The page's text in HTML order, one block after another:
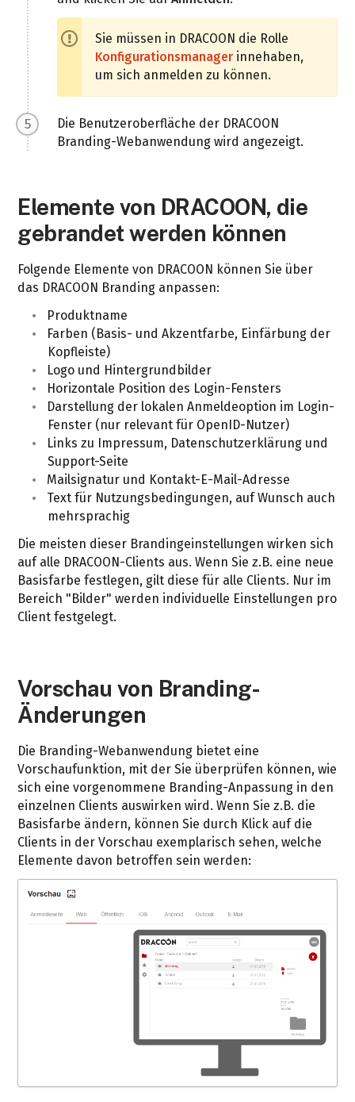
Sie müssen in DRACOON die Rolle
Konfigurationsmanager innehaben,
um sich anmelden zu können.
Die Benutzeroberfläche der DRACOON
Branding-Webanwendung wird angezeigt.
Elemente von DRACOON, die
gebrandet werden können
Folgende Elemente von DRACOON können Sie über
das DRACOON Branding anpassen:
Produktname
Farben (Basis- und Akzentfarbe, Einfärbung der
Kopfleiste)
Logo und Hintergrundbilder
Horizontale Position des Login-Fensters
Darstellung der lokalen Anmeldeoption im Login-
Fenster (nur relevant für OpenID-Nutzer)
Links zu Impressum, Datenschutzerklärung und
Support-Seite
Mailsignatur und Kontakt-E-Mail-Adresse
Text für Nutzungsbedingungen, auf Wunsch auch
mehrsprachig
Die meisten dieser Brandingeinstellungen wirken sich
auf alle DRACOON-Clients aus. Wenn Sie z.B. eine neue
Basisfarbe festlegen, gilt diese für alle Clients. Nur im
Bereich "Bilder" werden individuelle Einstellungen pro
Client festgelegt.
Vorschau von Branding-
Änderungen
Die Branding-Webanwendung bietet eine
Vorschaufunktion, mit der Sie überprüfen können, wie
sich eine vorgenommene Branding-Anpassung in den
einzelnen Clients auswirken wird. Wenn Sie z.B. die
Basisfarbe ändern, können Sie durch Klick auf die
Clients in der Vorschau exemplarisch sehen, welche
Elemente davon betroffen sein werden: